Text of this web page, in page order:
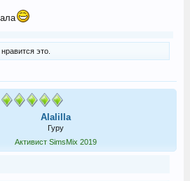
нравится это.
Alalilla
Гуру
Активист SimsMix 2019